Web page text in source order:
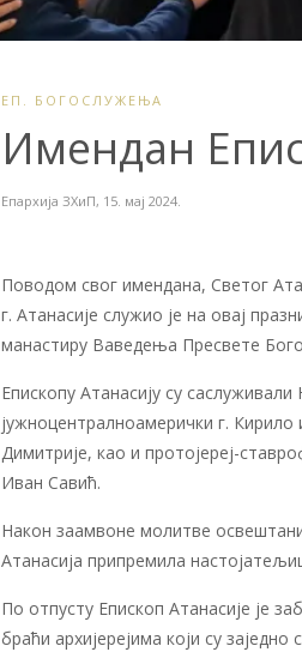
ЕП. БОГОСЛУЖЕЊА
Имендан
Епархија ЗХиП, 15. мај 2024.
Поводом свог имендана, Светог
г. Атанасије служио је на овај
манастиру Ваведења Пресвете
Епископу Атанасију су
јужноцентралноамерички г.
Димитрије, као и протојереј-
Иван Савић.
Након заамвоне молитве
Атанасија припремила
По отпусту Епископ Атанасије је
браћи архијерејима који су